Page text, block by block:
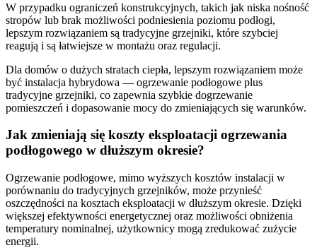
W przypadku ograniczeń konstrukcyjnych, takich jak niska nośność
stropów lub brak możliwości podniesienia poziomu podłogi,
lepszym rozwiązaniem są tradycyjne grzejniki, które szybciej
reagują i są łatwiejsze w montażu oraz regulacji.
Dla domów o dużych stratach ciepła, lepszym rozwiązaniem może
być instalacja hybrydowa — ogrzewanie podłogowe plus
tradycyjne grzejniki, co zapewnia szybkie dogrzewanie
pomieszczeń i dopasowanie mocy do zmieniających się warunków.
Jak zmieniają się koszty eksploatacji ogrzewania
podłogowego w dłuższym okresie?
Ogrzewanie podłogowe, mimo wyższych kosztów instalacji w
porównaniu do tradycyjnych grzejników, może przynieść
oszczędności na kosztach eksploatacji w dłuższym okresie. Dzięki
większej efektywności energetycznej oraz możliwości obniżenia
temperatury nominalnej, użytkownicy mogą zredukować zużycie
energii.